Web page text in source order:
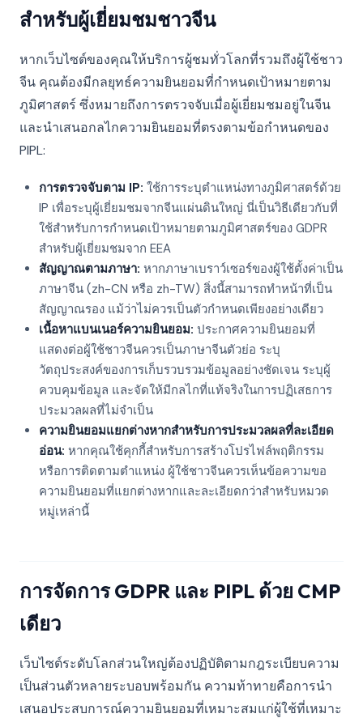
สำหรับผู้เยี่ยมชมชาวจีน
หากเว็บไซต์ของคุณให้บริการผู้ชมทั่วโลกที่รวมถึงผู้ใช้ชาว
จีน คุณต้องมีกลยุทธ์ความยินยอมที่กำหนดเป้าหมายตาม
ภูมิศาสตร์ ซึ่งหมายถึงการตรวจจับเมื่อผู้เยี่ยมชมอยู่ในจีน
และนำเสนอกลไกความยินยอมที่ตรงตามข้อกำหนดของ
PIPL:
การตรวจจับตาม IP: ใช้การระบุตำแหน่งทางภูมิศาสตร์ด้วย
IP เพื่อระบุผู้เยี่ยมชมจากจีนแผ่นดินใหญ่ นี่เป็นวิธีเดียวกับที่
ใช้สำหรับการกำหนดเป้าหมายตามภูมิศาสตร์ของ GDPR
สำหรับผู้เยี่ยมชมจาก EEA
สัญญาณตามภาษา: หากภาษาเบราว์เซอร์ของผู้ใช้ตั้งค่าเป็น
ภาษาจีน (zh-CN หรือ zh-TW) สิ่งนี้สามารถทำหน้าที่เป็น
สัญญาณรอง แม้ว่าไม่ควรเป็นตัวกำหนดเพียงอย่างเดียว
เนื้อหาแบนเนอร์ความยินยอม: ประกาศความยินยอมที่
แสดงต่อผู้ใช้ชาวจีนควรเป็นภาษาจีนตัวย่อ ระบุ
วัตถุประสงค์ของการเก็บรวบรวมข้อมูลอย่างชัดเจน ระบุผู้
ควบคุมข้อมูล และจัดให้มีกลไกที่แท้จริงในการปฏิเสธการ
ประมวลผลที่ไม่จำเป็น
ความยินยอมแยกต่างหากสำหรับการประมวลผลที่ละเอียด
อ่อน: หากคุณใช้คุกกี้สำหรับการสร้างโปรไฟล์พฤติกรรม
หรือการติดตามตำแหน่ง ผู้ใช้ชาวจีนควรเห็นข้อความขอ
ความยินยอมที่แยกต่างหากและละเอียดกว่าสำหรับหมวด
หมู่เหล่านี้
การจัดการ GDPR และ PIPL ด้วย CMP
เดียว
เว็บไซต์ระดับโลกส่วนใหญ่ต้องปฏิบัติตามกฎระเบียบความ
เป็นส่วนตัวหลายระบอบพร้อมกัน ความท้าทายคือการนำ
เสนอประสบการณ์ความยินยอมที่เหมาะสมแก่ผู้ใช้ที่เหมาะ